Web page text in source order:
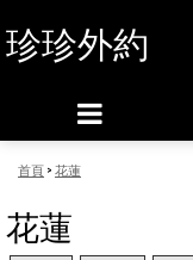
珍珍外約
首頁>花蓮
花蓮